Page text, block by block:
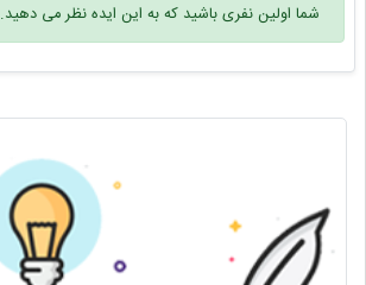
شما اولین نفری باشید که به این ایده نظر می دهید.